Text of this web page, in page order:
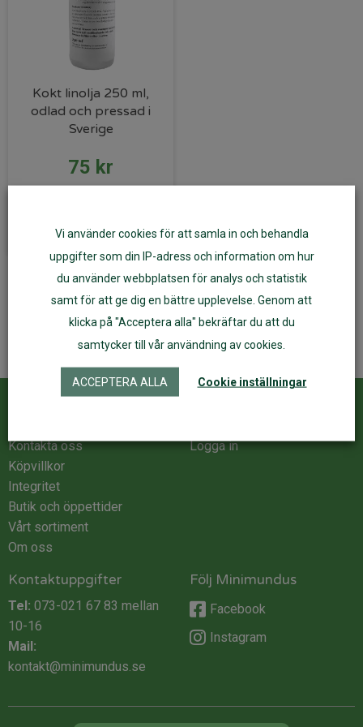
Kokt linolja 250 ml,
odlad och pressad i
Sverige
75 kr
Här hittar du hållbara och ekologiska barnmöbler som är
tillverkade i Sverige av svensk furu.
Kontakta oss
Köpvillkor
Integritet
Butik och öppettider
Vårt sortiment
Om oss
Logga in
Kontaktuppgifter
Tel: 073-021 67 83 mellan
10-16
Mail:
kontakt@minimundus.se
Följ Minimundus
Facebook
Instagram
Vi använder cookies för att samla in och behandla
uppgifter som din IP-adress och information om hur
du använder webbplatsen för analys och statistik
samt för att ge dig en bättre upplevelse. Genom att
klicka på "Acceptera alla" bekräftar du att du
samtycker till vår användning av cookies.
ACCEPTERA ALLA Cookie inställningar